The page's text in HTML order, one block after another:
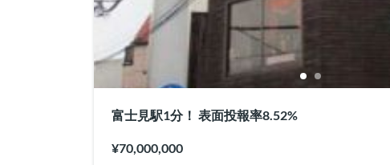
富士見駅1分！ 表面投報率8.52%
¥70,000,000